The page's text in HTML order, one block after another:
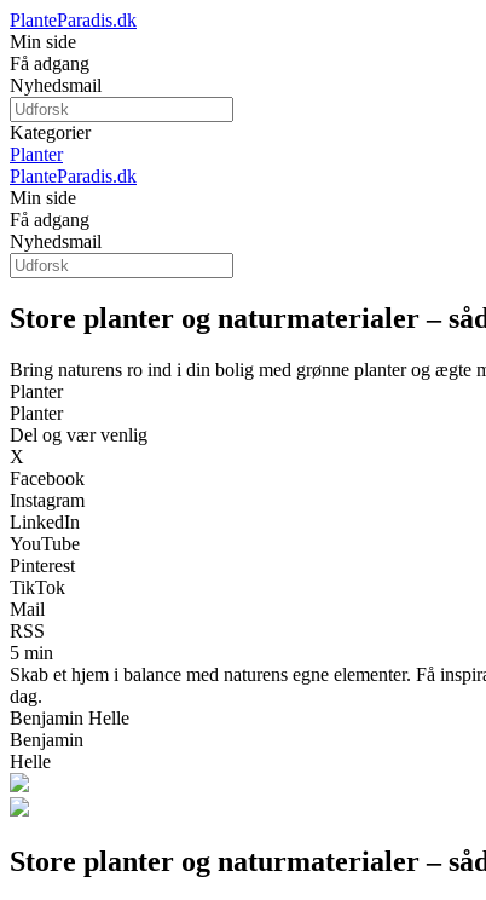
PlanteParadis.dk
Min side
Få adgang
Nyhedsmail
Kategorier
Planter
PlanteParadis.dk
Min side
Få adgang
Nyhedsmail
Store planter og naturmaterialer –
Bring naturens ro ind i din bolig med grønne planter og ægte
Planter
Planter
Del og vær venlig
X
Facebook
Instagram
LinkedIn
YouTube
Pinterest
TikTok
Mail
RSS
5 min
Skab et hjem i balance med naturens egne elementer. Få
dag.
Benjamin Helle
Benjamin
Helle
Store planter og naturmaterialer –